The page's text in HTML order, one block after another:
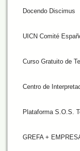
Docendo Discimus
UICN Comité
Curso Gratuito de
Centro de
Plataforma S.O.S.
GREFA +